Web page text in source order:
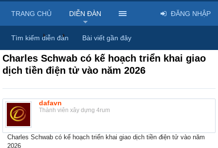
Diễn đàn ... Giới thiệu dịch vụ & địa điểm
Charles Schwab có kế hoạch triển khai giao
dịch tiền điện tử vào năm 2026
dafavn
Thành viên xây dựng 4rum
Charles Schwab có kế hoạch triển khai giao dịch tiền điện tử vào năm
2026
TRANG CHỦ DIỄN ĐÀN
Tìm kiếm diễn đàn Bài viết gần đây
ĐĂNG NHẬP